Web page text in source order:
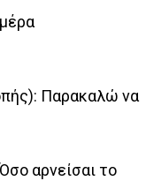
Παρακαλώ να
αρνείσαι το